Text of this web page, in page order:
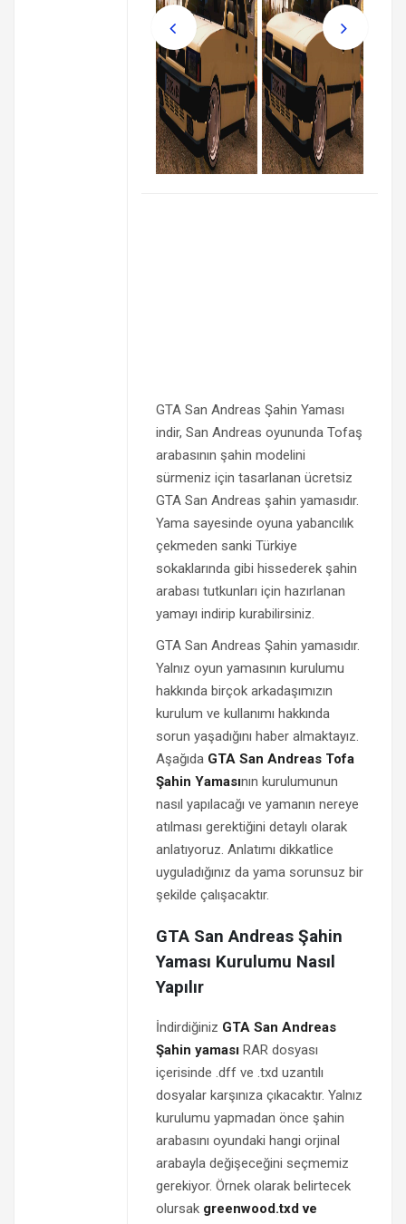
GTA San Andreas Şahin Yaması
indir, San Andreas oyununda Tofaş
arabasının şahin modelini
sürmeniz için tasarlanan ücretsiz
GTA San Andreas şahin yamasıdır.
Yama sayesinde oyuna yabancılık
çekmeden sanki Türkiye
sokaklarında gibi hissederek şahin
arabası tutkunları için hazırlanan
yamayı indirip kurabilirsiniz.
GTA San Andreas Şahin yamasıdır.
Yalnız oyun yamasının kurulumu
hakkında birçok arkadaşımızın
kurulum ve kullanımı hakkında
sorun yaşadığını haber almaktayız.
AşağıdaGTA San Andreas Tofa
Şahin Yamasının kurulumunun
nasıl yapılacağı ve yamanın nereye
atılması gerektiğini detaylı olarak
anlatıyoruz. Anlatımı dikkatlice
uyguladığınız da yama sorunsuz bir
şekilde çalışacaktır.
GTA San Andreas Şahin
Yaması Kurulumu Nasıl
Yapılır
İndirdiğiniz GTA San Andreas
Şahin yamasıRAR dosyası
içerisinde .dff ve .txd uzantılı
dosyalar karşınıza çıkacaktır. Yalnız
kurulumu yapmadan önce şahin
arabasını oyundaki hangi orjinal
arabayla değişeceğini seçmemiz
gerekiyor. Örnek olarak belirtecek
olursak greenwood.txd ve